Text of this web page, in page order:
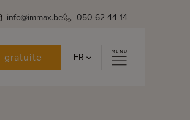
info@immax.be 050 62 44 14
gratuite FR